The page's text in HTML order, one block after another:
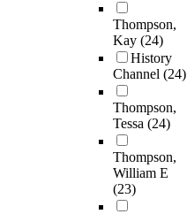
Thompson,
Kay (24)
History
Channel (24)
Thompson,
Tessa (24)
Thompson,
William E
(23)